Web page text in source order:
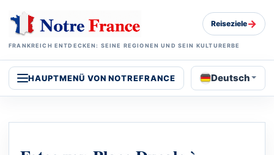
FRANKREICH ENTDECKEN: SEINE REGIONEN UND SEIN KULTURERBE
Reiseziele→
HAUPTMENÜ VON NOTREFRANCE Deutsch